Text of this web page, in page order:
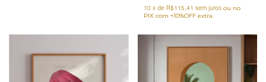
10 x de R$115,41 sem juros